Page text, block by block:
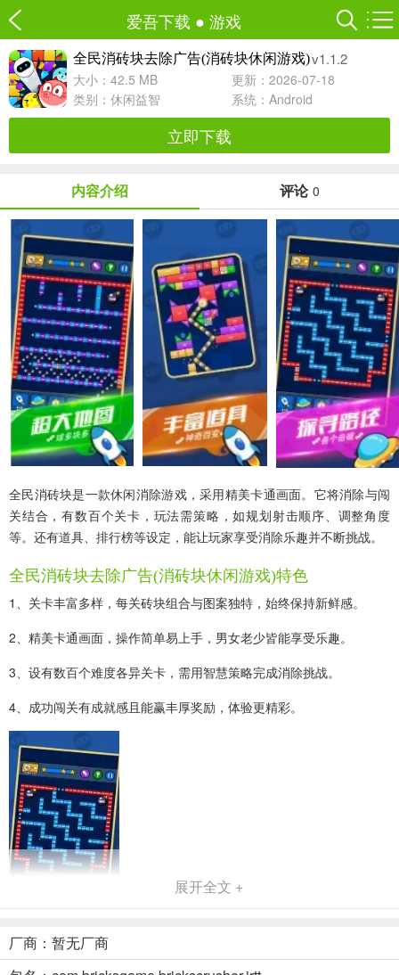
爱吾下载 ● 游戏
全民消砖块去除广告(消砖块休闲游戏)v1.1.2
大小：42.5 MB
更新：2026-07-18
类别： 休闲益智 系统：Android
立即下载
内容介绍 评论 0
全民消砖块是一款休闲消除游戏，采用精美卡通画面。它将消除与闯
关结合，有数百个关卡，玩法需策略，如规划射击顺序、调整角度
等。还有道具、排行榜等设定，能让玩家享受消除乐趣并不断挑战。
全民消砖块去除广告(消砖块休闲游戏)特色
1、关卡丰富多样，每关砖块组合与图案独特，始终保持新鲜感。
2、精美卡通画面，操作简单易上手，男女老少皆能享受乐趣。
3、设有数百个难度各异关卡，需用智慧策略完成消除挑战。
4、成功闯关有成就感且能赢丰厚奖励，体验更精彩。
展开全文 +
厂商：暂无厂商